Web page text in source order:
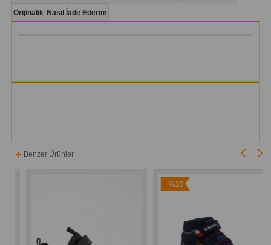
Orijinalik Nasıl İade Ederim
Benzer Ürünler
%10